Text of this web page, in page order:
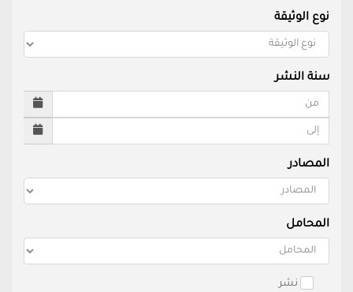
نوع الوثيقة
سنة النشر
المصادر
المحامل
نشر